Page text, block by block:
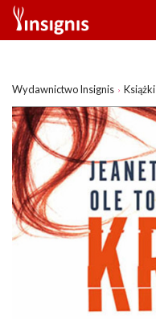
Wydawnictwo Insignis Książki